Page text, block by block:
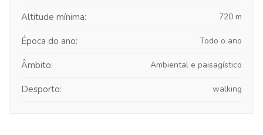
Altitude mínima: 720 m
Época do ano: Todo o ano
Âmbito: Ambiental e paisagístico
Desporto: walking